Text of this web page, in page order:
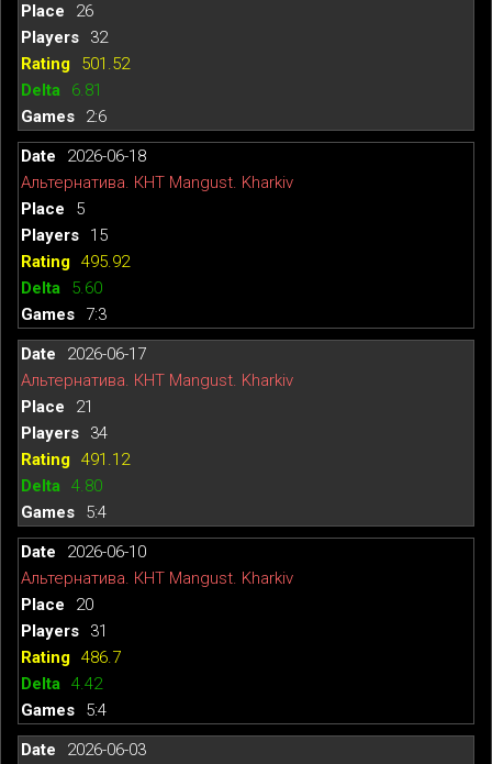
26
32
501.52
6.81
2:6
2026-06-18
Альтернатива. КНТ Mangust. Kharkiv
5
15
495.92
5.60
7:3
2026-06-17
Альтернатива. КНТ Mangust. Kharkiv
21
34
491.12
4.80
5:4
2026-06-10
Альтернатива. КНТ Mangust. Kharkiv
20
31
486.7
4.42
5:4
2026-06-03